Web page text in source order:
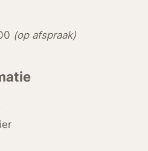
(op afspraak)